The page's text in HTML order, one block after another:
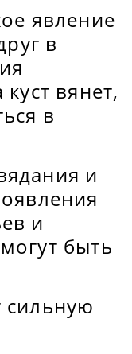
явление
в
вянет,
в
и
и
быть
сильную